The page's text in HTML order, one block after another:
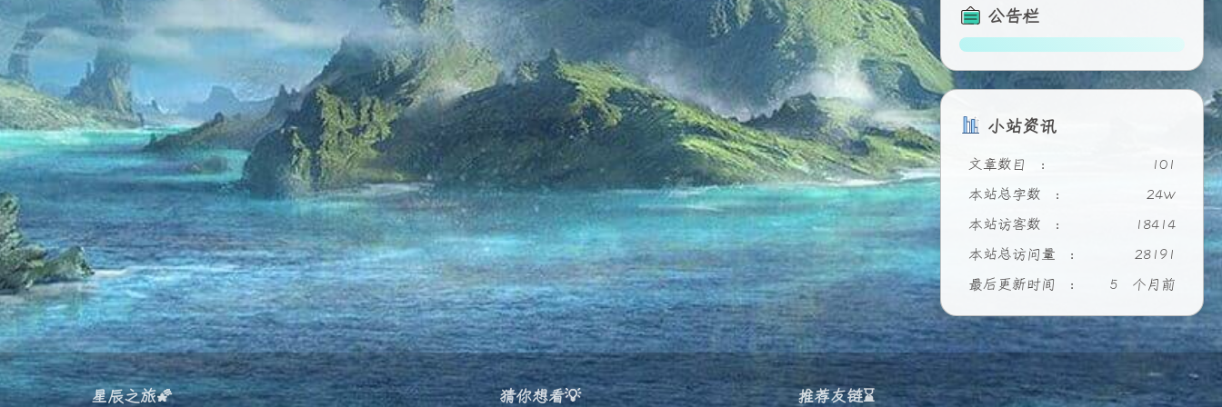
公告栏
小站资讯
文章数目 :
101
本站总字数 :
24w
本站访客数 :
18414
本站总访问量 :
28191
最后更新时间 :
5 个月前
星辰之旅🌠 猜你想看💡 推荐友链⌛